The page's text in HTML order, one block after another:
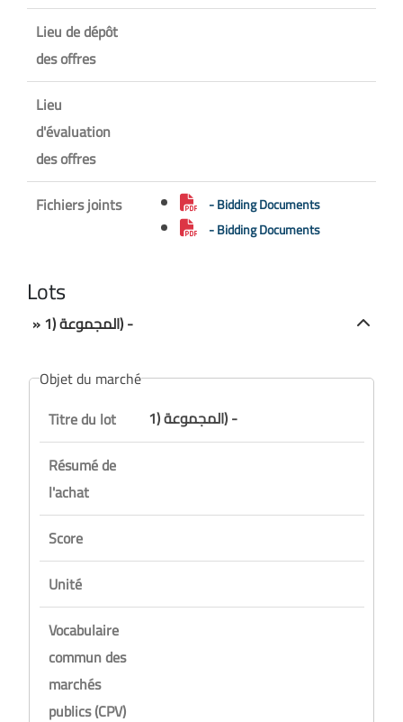
Lieu de dépôt
des offres
Lieu
d'évaluation
des offres
Fichiers joints
- Bidding Documents
- Bidding Documents
Lots
» المجموعة (1) -
Objet du marché
Titre du lot
المجموعة (1) -
Résumé de
l'achat
Score
Unité
Vocabulaire
commun des
marchés
publics (CPV)